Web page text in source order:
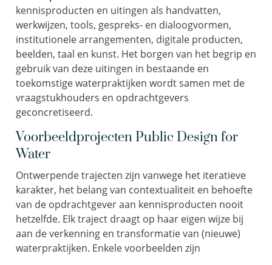
kennisproducten en uitingen als handvatten,
werkwijzen, tools, gespreks- en dialoogvormen,
institutionele arrangementen, digitale producten,
beelden, taal en kunst. Het borgen van het begrip en
gebruik van deze uitingen in bestaande en
toekomstige waterpraktijken wordt samen met de
vraagstukhouders en opdrachtgevers
geconcretiseerd.
Voorbeeldprojecten Public Design for
Water
Ontwerpende trajecten zijn vanwege het iteratieve
karakter, het belang van contextualiteit en behoefte
van de opdrachtgever aan kennisproducten nooit
hetzelfde. Elk traject draagt op haar eigen wijze bij
aan de verkenning en transformatie van (nieuwe)
waterpraktijken. Enkele voorbeelden zijn